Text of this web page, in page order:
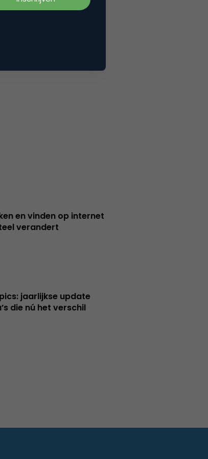
en vinden op internet
verandert
jaarlijkse update
die nú het verschil